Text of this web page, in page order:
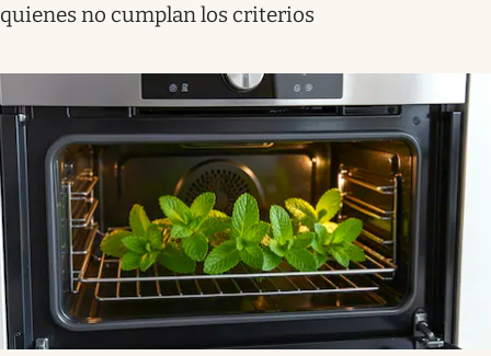
quienes no cumplan los criterios